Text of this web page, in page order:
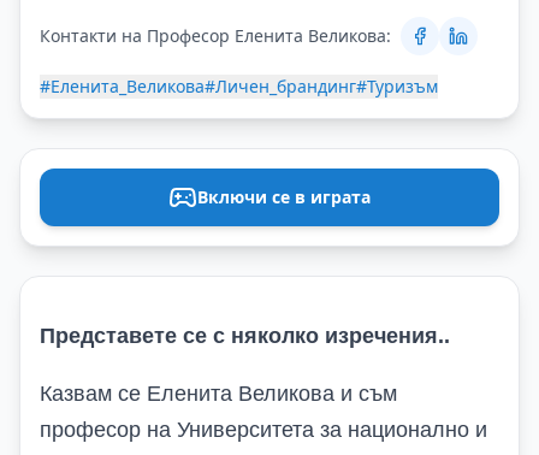
Контакти на Професор Еленита Великова:
#Еленита_Великова#Личен_брандинг#Туризъм
Включи се в играта
Представете се с няколко изречения..
Казвам се Еленита Великова и съм
професор на Университета за национално и